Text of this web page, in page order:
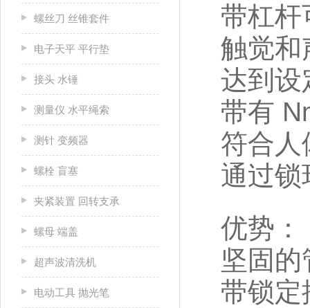
螺丝刀 丝锥套件
电子天平 平行垫
接头 水锤
测量仪 水平绳索
测针 变频器
螺栓 盲塞
夹紧装置 回转支承
螺母 端盖
超声波清洗机
电动工具 抛光笔
带杠杆
触觉和
达到设
带有
符合人
通过锁
优势：
坚固
带锁定